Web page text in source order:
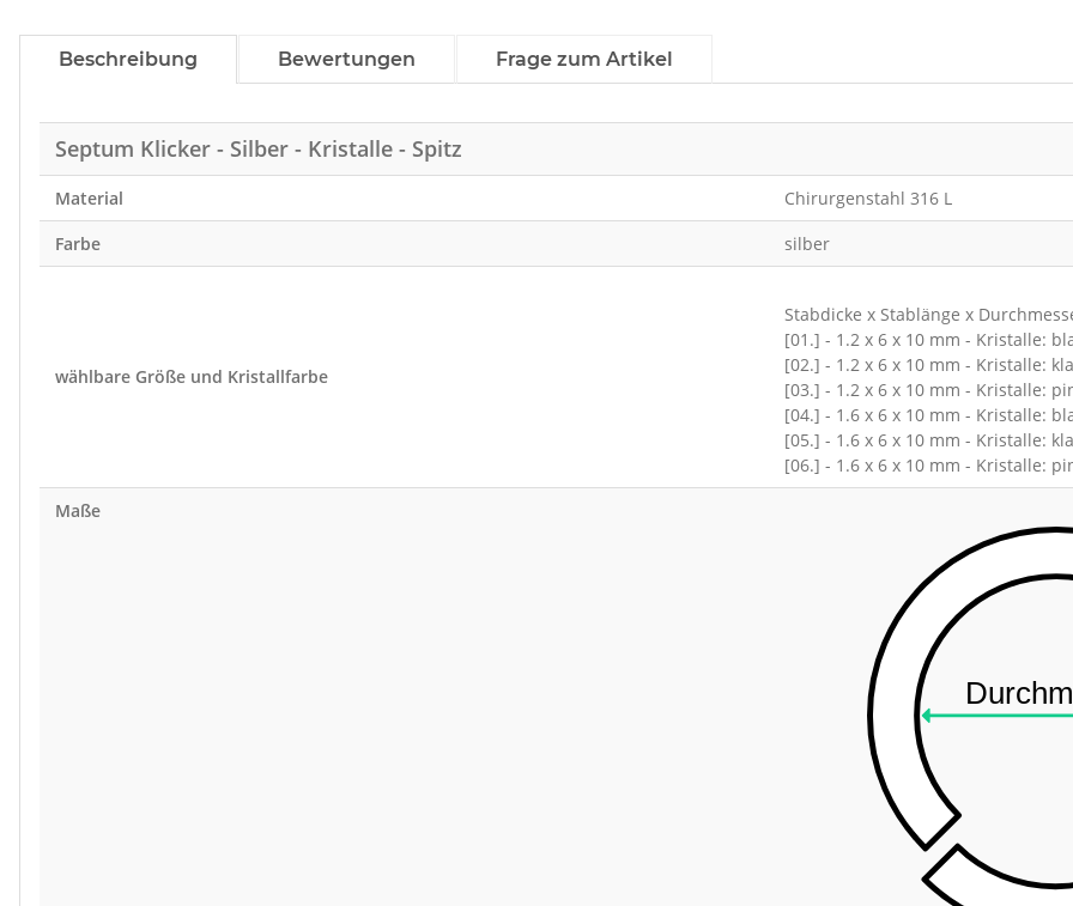
Beschreibung Bewertungen Frage zum Artikel
Septum Klicker - Silber - Kristalle - Spitz
Material
Chirurgenstahl 316 L
Farbe
silber
wählbare Größe und Kristallfarbe
Stabdicke x Stablänge x
[01.] - 1.2 x 6 x 10 mm - Kristalle:
[02.] - 1.2 x 6 x 10 mm - Kristalle:
[03.] - 1.2 x 6 x 10 mm - Kristalle:
[04.] - 1.6 x 6 x 10 mm - Kristalle:
[05.] - 1.6 x 6 x 10 mm - Kristalle:
[06.] - 1.6 x 6 x 10 mm - Kristalle:
Maße